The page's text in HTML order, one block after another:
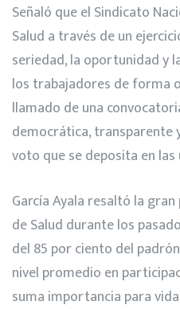
Señaló que el Sindicato
Salud a través de un
seriedad, la oportunidad y
los trabajadores de forma
llamado de una
democrática, transparente
voto que se deposita en las
García Ayala resaltó la
de Salud durante los
del 85 por ciento del
nivel promedio en
suma importancia para